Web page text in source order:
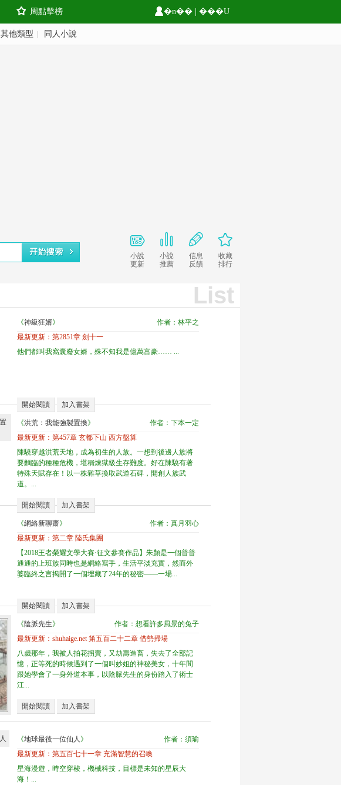
周點擊榜 �n�� ���U
其他類型 同人小說
小說
更新
小說
推薦
信息
反饋
收藏
排行
List
《神級狂婿》
作者：林平之
最新更新： 第2851章 劍十一
他們都叫我窩囊廢女婿，殊不知我是億萬富豪…… ...
開始閱讀 加入書架
《洪荒：我能強製置換》
作者：下本一定
最新更新： 第457章 玄都下山 西方盤算
陳驍穿越洪荒天地，成為初生的人族。一想到後邊人族將
要麵臨的種種危機，堪稱煉獄級生存難度。好在陳驍有著
特殊天賦存在！以一株雜草換取武道石碑，開創人族武
道。...
開始閱讀 加入書架
《網絡新聊齋》
作者：真月羽心
最新更新： 第二章 陸氏集團
【2018王者榮耀文學大賽·征文參賽作品】朱顏是一個普普
通通的上班族同時也是網絡寫手，生活平淡充實，然而外
婆臨終之言揭開了一個埋藏了24年的秘密——一場...
開始閱讀 加入書架
《陰脈先生》
作者：想看許多風景的兔子
最新更新： shuhaige.net 第五百二十二章 借勢掃場
八歲那年，我被人拍花拐賣，又劫壽造畜，失去了全部記
憶，正等死的時候遇到了一個叫妙姐的神秘美女，十年間
跟她學會了一身外道本事，以陰脈先生的身份踏入了術士
江...
開始閱讀 加入書架
《地球最後一位仙人 》
作者：須瑜
最新更新： 第五百七十一章 充滿智慧的召喚
星海漫遊，時空穿梭，機械科技，目標是未知的星辰大
海！...